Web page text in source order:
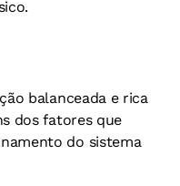
balanceada e rica
dos fatores que
do sistema